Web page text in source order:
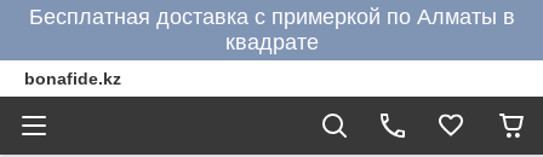
Бесплатная доставка с примеркой по Алматы в
квадрате
bonafide.kz